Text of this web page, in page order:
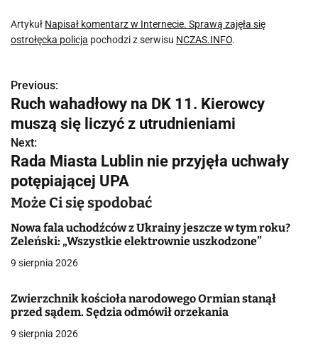
Artykuł Napisał komentarz w Internecie. Sprawą zajęła się
ostrołęcka policja pochodzi z serwisu NCZAS.INFO.
N
a
w
i
g
a
c
a
w
Previous:
Ruch wahadłowy na DK 11. Kierowcy
muszą się liczyć z utrudnieniami
Next:
Rada Miasta Lublin nie przyjęła uchwały
potępiającej UPA
Może Ci się spodobać
Nowa fala uchodźców z Ukrainy jeszcze w tym roku?
Zeleński: „Wszystkie elektrownie uszkodzone”
9 sierpnia 2026
Zwierzchnik kościoła narodowego Ormian stanął
przed sądem. Sędzia odmówił orzekania
9 sierpnia 2026